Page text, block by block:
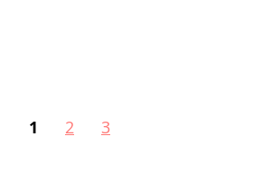
1 2 3